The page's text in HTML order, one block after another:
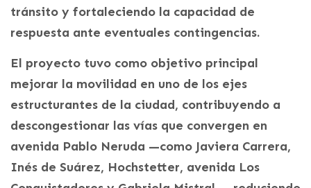
tránsito y fortaleciendo la capacidad de
respuesta ante eventuales contingencias.
El proyecto tuvo como objetivo principal
mejorar la movilidad en uno de los ejes
estructurantes de la ciudad, contribuyendo a
descongestionar las vías que convergen en
avenida Pablo Neruda —como Javiera Carrera,
Inés de Suárez, Hochstetter, avenida Los